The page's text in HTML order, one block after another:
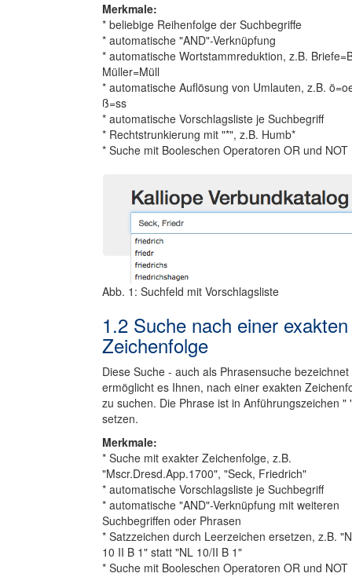
Merkmale:
* beliebige Reihenfolge der Suchbegriffe
* automatische "AND"-Verknüpfung
* automatische Wortstammreduktion, z.B.
Müller=Müll
* automatische Auflösung von Umlauten, z.B.
ß=ss
* automatische Vorschlagsliste je Suchbegriff
* Rechtstrunkierung mit "*", z.B. Humb*
* Suche mit Booleschen Operatoren OR und NOT
Abb. 1: Suchfeld mit Vorschlagsliste
1.2 Suche nach einer exakten
Zeichenfolge
Diese Suche - auch als Phrasensuche bezeichnet
ermöglicht es Ihnen, nach einer exakten
zu suchen. Die Phrase ist in Anführungszeichen "
setzen.
Merkmale:
* Suche mit exakter Zeichenfolge, z.B.
"Mscr.Dresd.App.1700", "Seck, Friedrich"
* automatische Vorschlagsliste je Suchbegriff
* automatische "AND"-Verknüpfung mit weiteren
Suchbegriffen oder Phrasen
* Satzzeichen durch Leerzeichen ersetzen, z.B.
10 II B 1" statt "NL 10/II B 1"
* Suche mit Booleschen Operatoren OR und NOT